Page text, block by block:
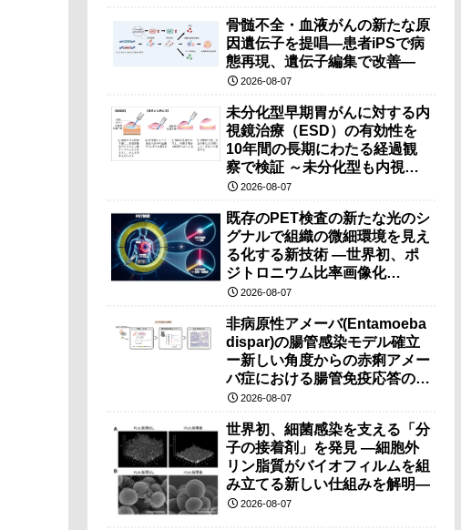
骨髄不全・血液がんの新たな原
因遺伝子を提唱―患者iPSで病
態再現、遺伝子編集で改善―
2026-08-07
未分化型早期胃がんに対する内
視鏡治療（ESD）の有効性を
10年間の長期にわたる経過観
察で検証 ～未分化型も内視鏡
治療で胃の温存が可能～
2026-08-07
既存のPET検査の新たな光のシ
グナルで組織の微細環境を見え
る化する新技術 ―世界初、ポ
ジトロニウム比率画像化
（PRI）の原理検証に成功―
2026-08-07
非病原性アメーバ(Entamoeba
dispar)の腸管感染モデル確立
ー新しい角度からの赤痢アメー
バ症における腸管免疫応答の理
解に期待ー
2026-08-07
世界初、細菌感染を支える「分
子の接着剤」を発見 ―細胞外
リン脂質がバイオフィルムを組
み立てる新しい仕組みを解明―
2026-08-07